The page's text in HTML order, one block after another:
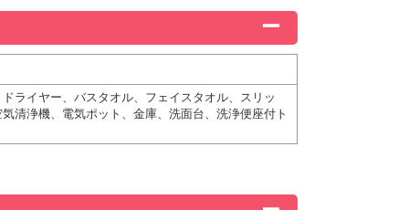
ライヤー、バスタオル、フェイスタオル、スリッ
清浄機、電気ポット、金庫、洗面台、洗浄便座付ト